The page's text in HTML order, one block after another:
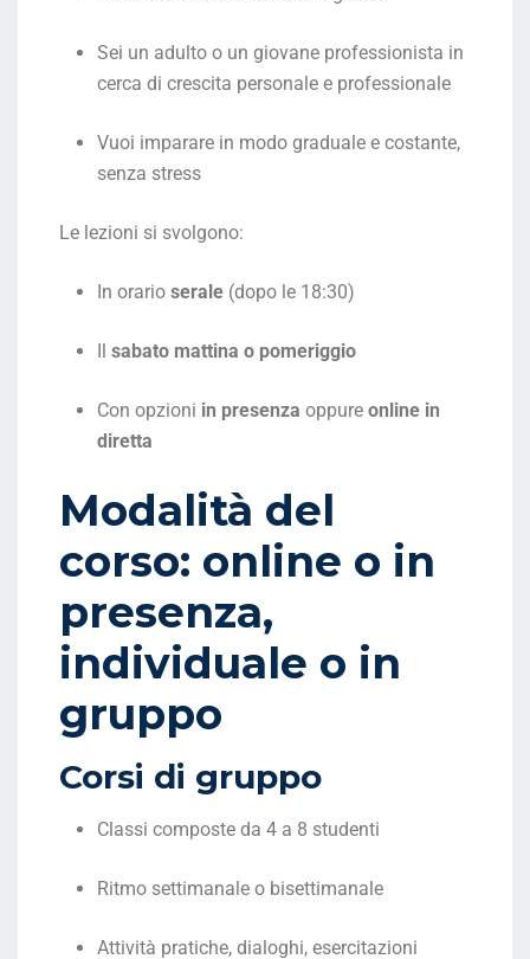
Sei un adulto o un giovane professionista in
cerca di crescita personale e professionale
Vuoi imparare in modo graduale e costante,
senza stress
Le lezioni si svolgono:
In orario serale (dopo le 18:30)
Il sabato mattina o pomeriggio
Con opzioni in presenza oppure online in
diretta
Modalità del
corso: online o in
presenza,
individuale o in
gruppo
Corsi di gruppo
Classi composte da 4 a 8 studenti
Ritmo settimanale o bisettimanale
Attività pratiche, dialoghi, esercitazioni